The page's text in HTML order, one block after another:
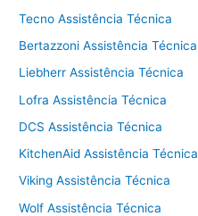
Tecno Assistência Técnica
Bertazzoni Assistência Técnica
Liebherr Assistência Técnica
Lofra Assistência Técnica
DCS Assistência Técnica
KitchenAid Assistência Técnica
Viking Assistência Técnica
Wolf Assistência Técnica